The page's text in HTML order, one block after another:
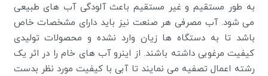
به طور مستقیم و غیر مستقیم باعث آلودگی آب های طبیعی
می شود. آب مصرفی هر صنعت نیز باید دارای مشخصات خاص
باشد تا به دستگاه ها زیان وارد نشده و محصولات تولیدی
کیفیت مرغوبی داشته باشند. از اینرو آب های خام را در اثر یک
رشته اعمال تصفیه می نمایند تا آبی با کیفیت مورد نظر بدست